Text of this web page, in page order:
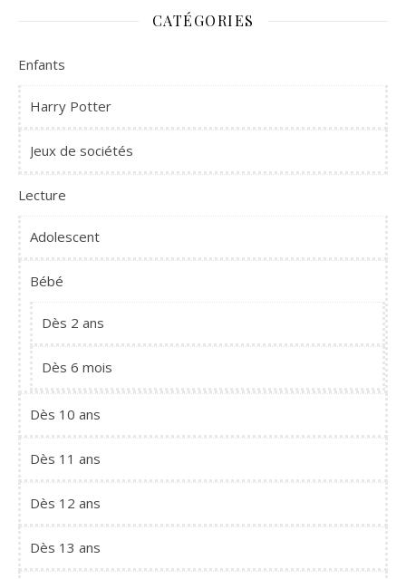
CATÉGORIES
Enfants
Harry Potter
Jeux de sociétés
Lecture
Adolescent
Bébé
Dès 2 ans
Dès 6 mois
Dès 10 ans
Dès 11 ans
Dès 12 ans
Dès 13 ans